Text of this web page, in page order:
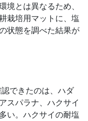
境とは異なるため、
栽培用マットに、塩
状態を調べた結果が
できたのは、ハダ
スパラナ、ハクサイ
い。ハクサイの耐塩